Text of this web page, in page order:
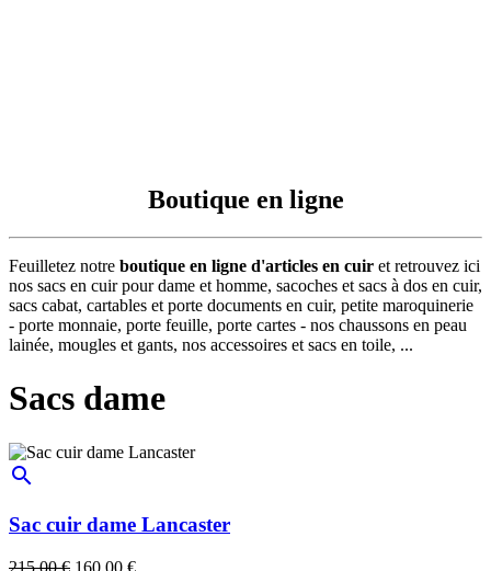
Boutique en ligne
Feuilletez notre boutique en ligne d'articles en cuir et retrouvez ici
nos sacs en cuir pour dame et homme, sacoches et sacs à dos en cuir,
sacs cabat, cartables et porte documents en cuir, petite maroquinerie
- porte monnaie, porte feuille, porte cartes - nos chaussons en peau
lainée, mougles et gants, nos accessoires et sacs en toile, ...
Sacs dame
search
Sac cuir dame Lancaster
215,00 € 160,00 €